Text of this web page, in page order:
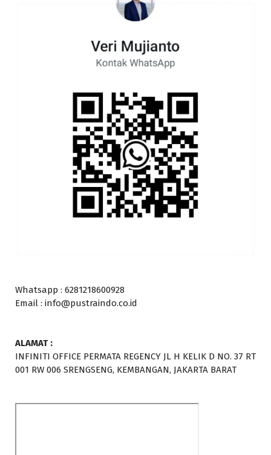
Whatsapp : 6281218600928
Email : info@pustraindo.co.id
ALAMAT :
INFINITI OFFICE PERMATA REGENCY JL H KELIK D NO. 37 RT
001 RW 006 SRENGSENG, KEMBANGAN, JAKARTA BARAT